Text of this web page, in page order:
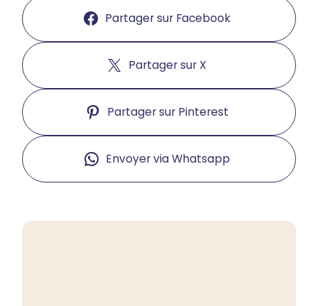
Partager sur Facebook
Partager sur X
Partager sur Pinterest
Envoyer via Whatsapp